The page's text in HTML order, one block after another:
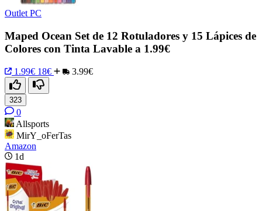
Outlet PC
Maped Ocean Set de 12 Rotuladores y 15 Lápices de
Colores con Tinta Lavable a 1.99€
1.99€ 18€ 3.99€
323
0
Allsports
MirY_oFerTas
Amazon
1d